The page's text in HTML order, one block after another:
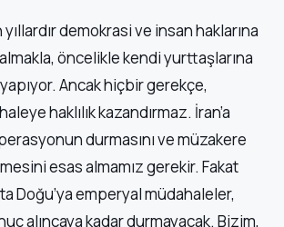
demokrasi ve insan haklarına
öncelikle kendi yurttaşlarına
Ancak hiçbir gerekçe,
haklılık kazandırmaz. İran’a
durmasını ve müzakere
esas almamız gerekir. Fakat
Doğu’ya emperyal müdahaleler,
alıncaya kadar durmayacak. Bizim,